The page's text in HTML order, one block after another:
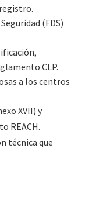
(FDS)
CLP.
a los centros
XVII) y
REACH.
técnica que